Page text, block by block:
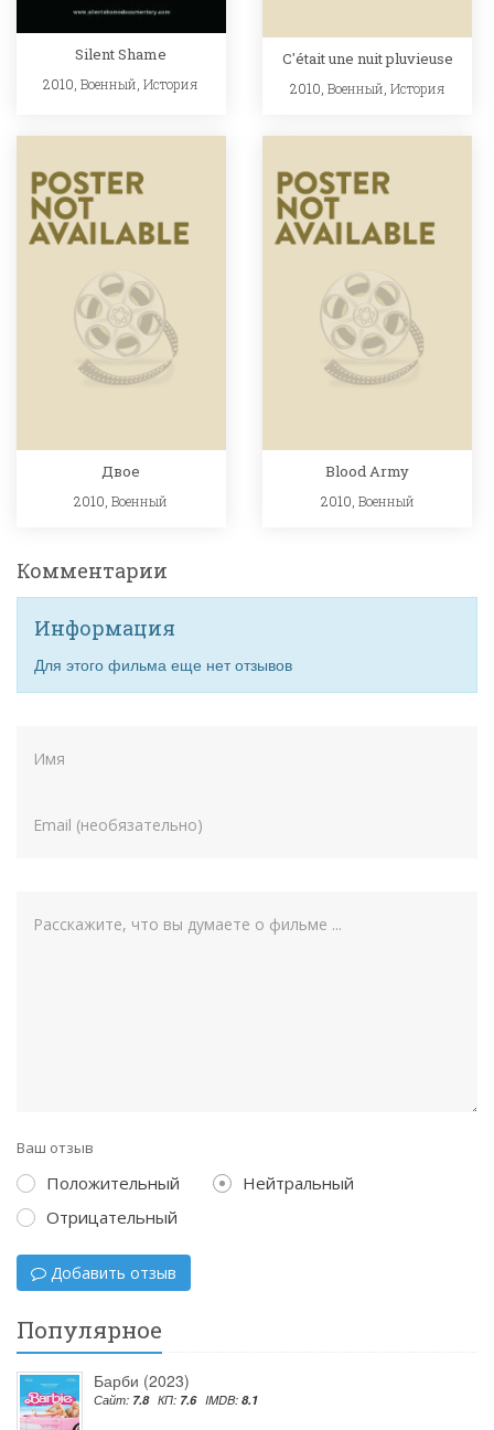
Silent Shame
2010,Военный ,История
C'était une nuit pluvieuse
2010, Военный История
Двое
2010,Военный
Blood Army
2010, Военный
Комментарии
Информация
Для этого фильма еще нет отзывов
Ваш отзыв
Положительный
Нейтральный
Отрицательный
Добавить отзыв
Популярное
Барби (2023)
Сайт: 7.8 КП: 7.6 IMDB: 8.1